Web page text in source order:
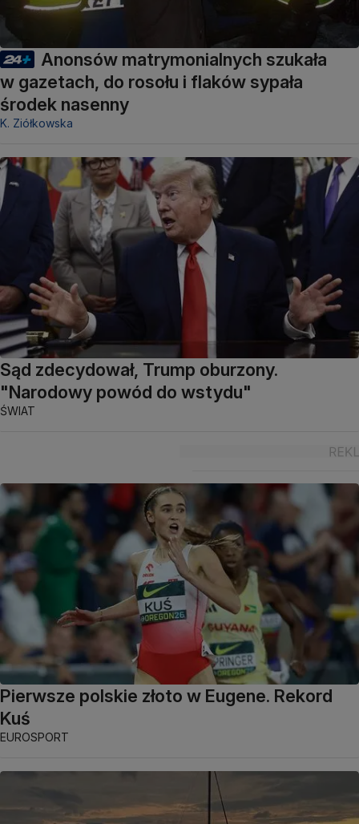
Anonsów matrymonialnych szukała
w gazetach, do rosołu i flaków sypała
środek nasenny
K. Ziółkowska
Sąd zdecydował, Trump oburzony.
"Narodowy powód do wstydu"
ŚWIAT
Pierwsze polskie złoto w Eugene. Rekord
Kuś
EUROSPORT